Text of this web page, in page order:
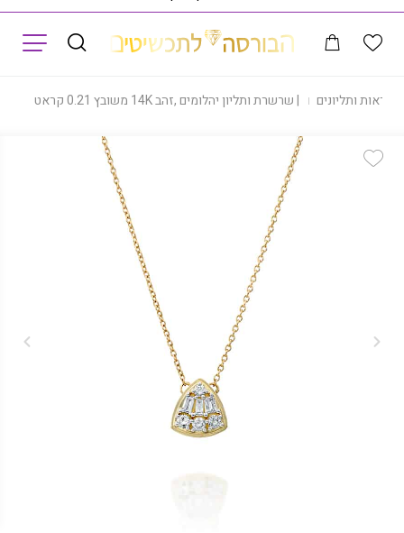
ותליונים |שרשרת ותליון יהלומים ,זהב 14K משובץ 0.21 קראט יהלומים, דגם CDSPF24497
Add Wishlist